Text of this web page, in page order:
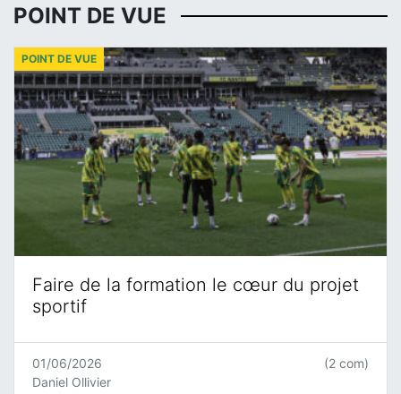
POINT DE VUE
Faire de la formation le cœur du projet
sportif
POINT DE VUE
01/06/2026
Daniel Ollivier
(2 com)